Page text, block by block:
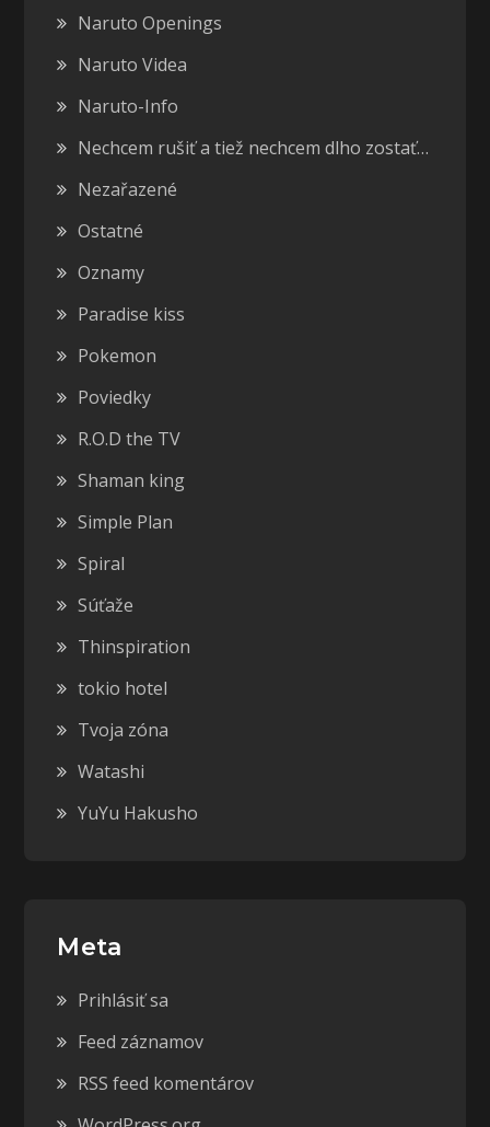
Naruto Openings
Naruto Videa
Naruto-Info
Nechcem rušiť a tiež nechcem dlho zostať…
Nezařazené
Ostatné
Oznamy
Paradise kiss
Pokemon
Poviedky
R.O.D the TV
Shaman king
Simple Plan
Spiral
Súťaže
Thinspiration
tokio hotel
Tvoja zóna
Watashi
YuYu Hakusho
Meta
Prihlásiť sa
Feed záznamov
RSS feed komentárov